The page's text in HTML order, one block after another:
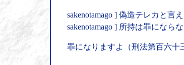
sakenotamago ] 偽造テレカと
sakenotamago ] 所持は罪になら
罪になりますよ（刑法第百六十